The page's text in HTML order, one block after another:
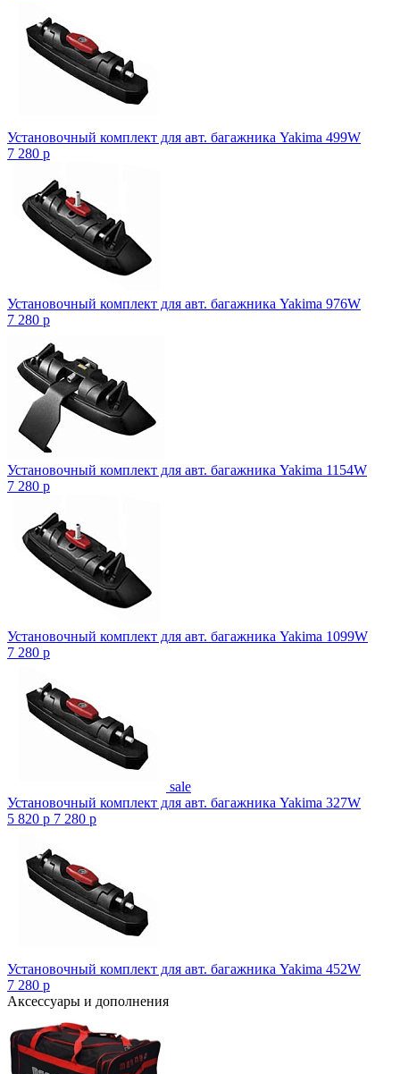
Установочный комплект для авт. багажника Yakima 499W
7 280 p
Установочный комплект для авт. багажника Yakima 976W
7 280 p
Установочный комплект для авт. багажника Yakima 1154W
7 280 p
Установочный комплект для авт. багажника Yakima 1099W
7 280 p
sale
Установочный комплект для авт. багажника Yakima 327W
5 820 p 7 280 p
Установочный комплект для авт. багажника Yakima 452W
7 280 p
Аксессуары и дополнения